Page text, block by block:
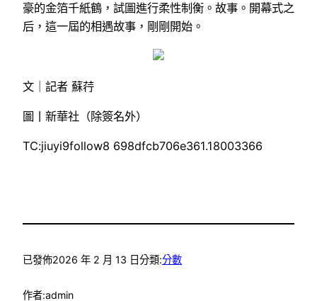
豪的金箔千紙鶴，試圖進行柔性制衡。故事。開幕式之
后，這一屆的相遇故事，剛剛開始。
文｜記者 蘇荇
圖丨新華社（除簽名外）
TC:jiuyi9follow8 698dfcb706e361.18003366
已發佈2026 年 2 月 13 日分類:分數
作者:admin